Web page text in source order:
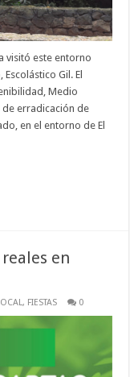
visitó este entorno
Gil. El
Medio
erradicación de
en el entorno de El
en
, FIESTAS 0